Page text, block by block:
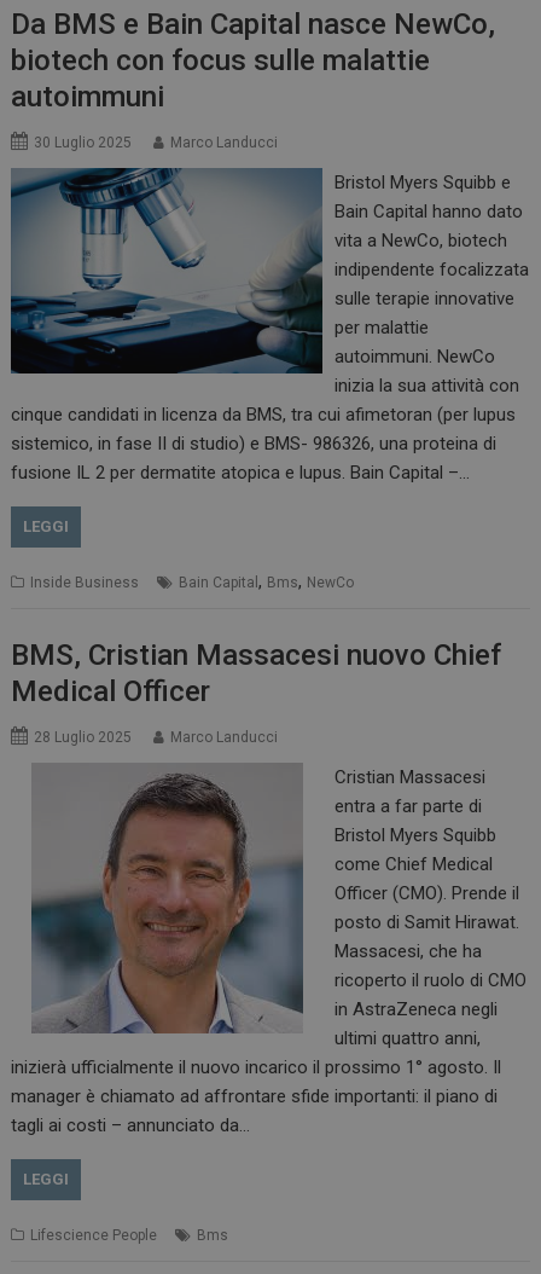
Da BMS e Bain Capital nasce NewCo,
biotech con focus sulle malattie
autoimmuni
30 Luglio 2025 Marco Landucci
Bristol Myers Squibb e
Bain Capital hanno dato
vita a NewCo, biotech
indipendente focalizzata
sulle terapie innovative
per malattie
autoimmuni. NewCo
inizia la sua attività con
cinque candidati in licenza da BMS, tra cui afimetoran (per lupus
sistemico, in fase II di studio) e BMS- 986326, una proteina di
fusione IL 2 per dermatite atopica e lupus. Bain Capital –…
LEGGI
Inside Business Bain Capital, Bms, NewCo
BMS, Cristian Massacesi nuovo Chief
Medical Officer
28 Luglio 2025 Marco Landucci
Cristian Massacesi
entra a far parte di
Bristol Myers Squibb
come Chief Medical
Officer (CMO). Prende il
posto di Samit Hirawat.
Massacesi, che ha
ricoperto il ruolo di CMO
in AstraZeneca negli
ultimi quattro anni,
inizierà ufficialmente il nuovo incarico il prossimo 1° agosto. Il
manager è chiamato ad affrontare sfide importanti: il piano di
tagli ai costi – annunciato da…
LEGGI
Lifescience People Bms
tracking-sites-
ironfish-session-id
www.dailyhealthindustry.it
4
settimane
ARRAffinity
Microsoft Corporation
.www.dailyhealthindustry.it
Sessione
_ga_Z2VT792F98 .dailyhealthindustry.it
1 anno 1
mese
tracking-sites-
ironfish-tracking-
www.dailyhealthindustry.it
4
2 giorni
CookieScript
www.dailyhealthindustry.it
settimane